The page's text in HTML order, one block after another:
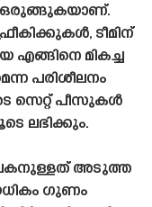
ഒരുങ്ങുകയാണ്.
ടീമിന്
മികച്ച
പരിശീലനം
സെറ്റ് പീസുകൾ
ലഭിക്കും.
അടുത്ത
ഗുണം